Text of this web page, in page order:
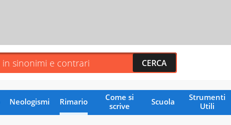
Neologismi Rimario
Come si
scrive
Scuola
Strumenti
Utili